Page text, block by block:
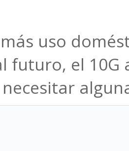
uso
futuro, el 10G